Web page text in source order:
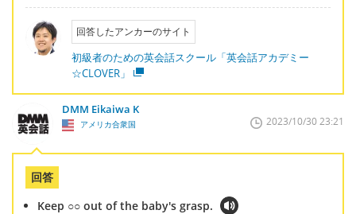
回答したアンカーのサイト
初級者のための英会話スクール「英会話アカデミー
☆CLOVER」
DMM Eikaiwa K
アメリカ合衆国 2023/10/30 23:21
回答
Keep ○○ out of the baby's grasp.